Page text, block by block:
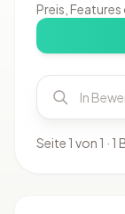
Preis,
Seite 1 von 1 ·